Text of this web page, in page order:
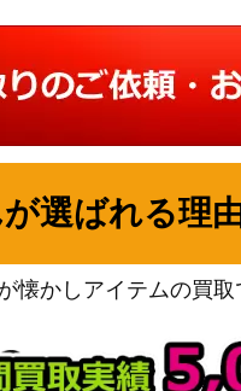
選ばれる理
懐かしアイテムの買